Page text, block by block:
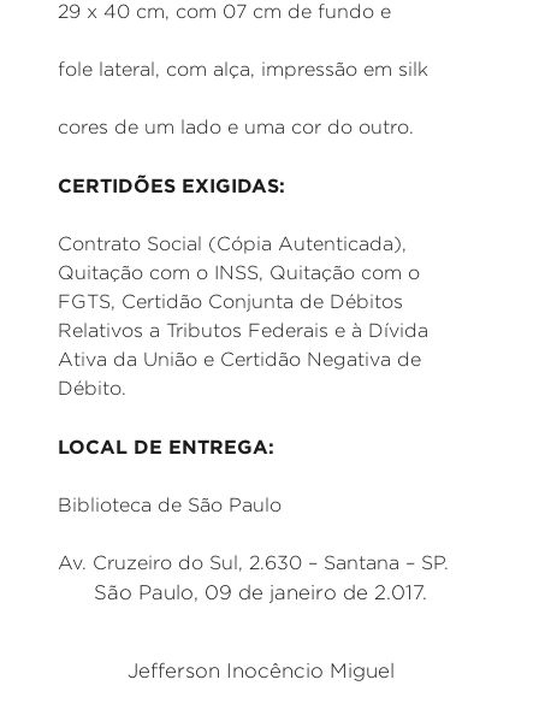
29 x 40 cm, com 07 cm de fundo e
fole lateral, com alça, impressão em silk
cores de um lado e uma cor do outro.
CERTIDÕES EXIGIDAS:
Contrato Social (Cópia Autenticada),
Quitação com o INSS, Quitação com o
FGTS, Certidão Conjunta de Débitos
Relativos a Tributos Federais e à Dívida
Ativa da União e Certidão Negativa de
Débito.
LOCAL DE ENTREGA:
Biblioteca de São Paulo
Av. Cruzeiro do Sul, 2.630 – Santana – SP.
São Paulo, 09 de janeiro de 2.017.
Jefferson Inocêncio Miguel